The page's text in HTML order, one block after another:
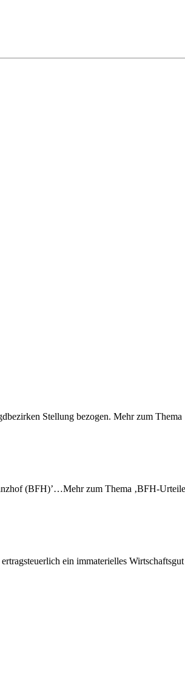
Stellung bezogen. Mehr zum
(BFH)’…Mehr zum Thema ‚BFH-
ein immaterielles